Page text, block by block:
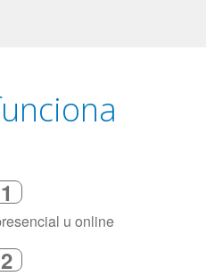
1
u online
2